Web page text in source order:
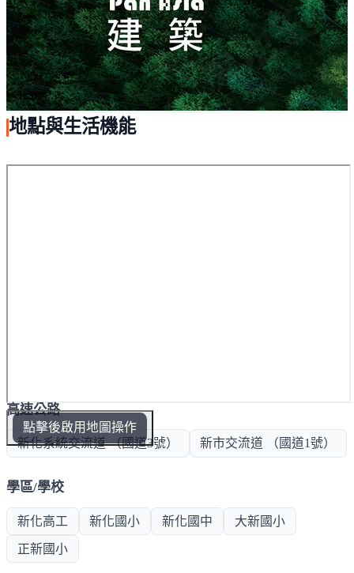
地點與生活機能
點擊後啟用地圖操作
高速公路
新化系統交流道 （國道3號） 新市交流道 （國道1號）
學區/學校
新化高工 新化國小 新化國中 大新國小
正新國小